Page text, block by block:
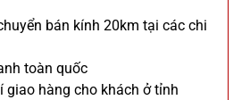
bán kính 20km tại các chi
toàn quốc
giao hàng cho khách ở tỉnh